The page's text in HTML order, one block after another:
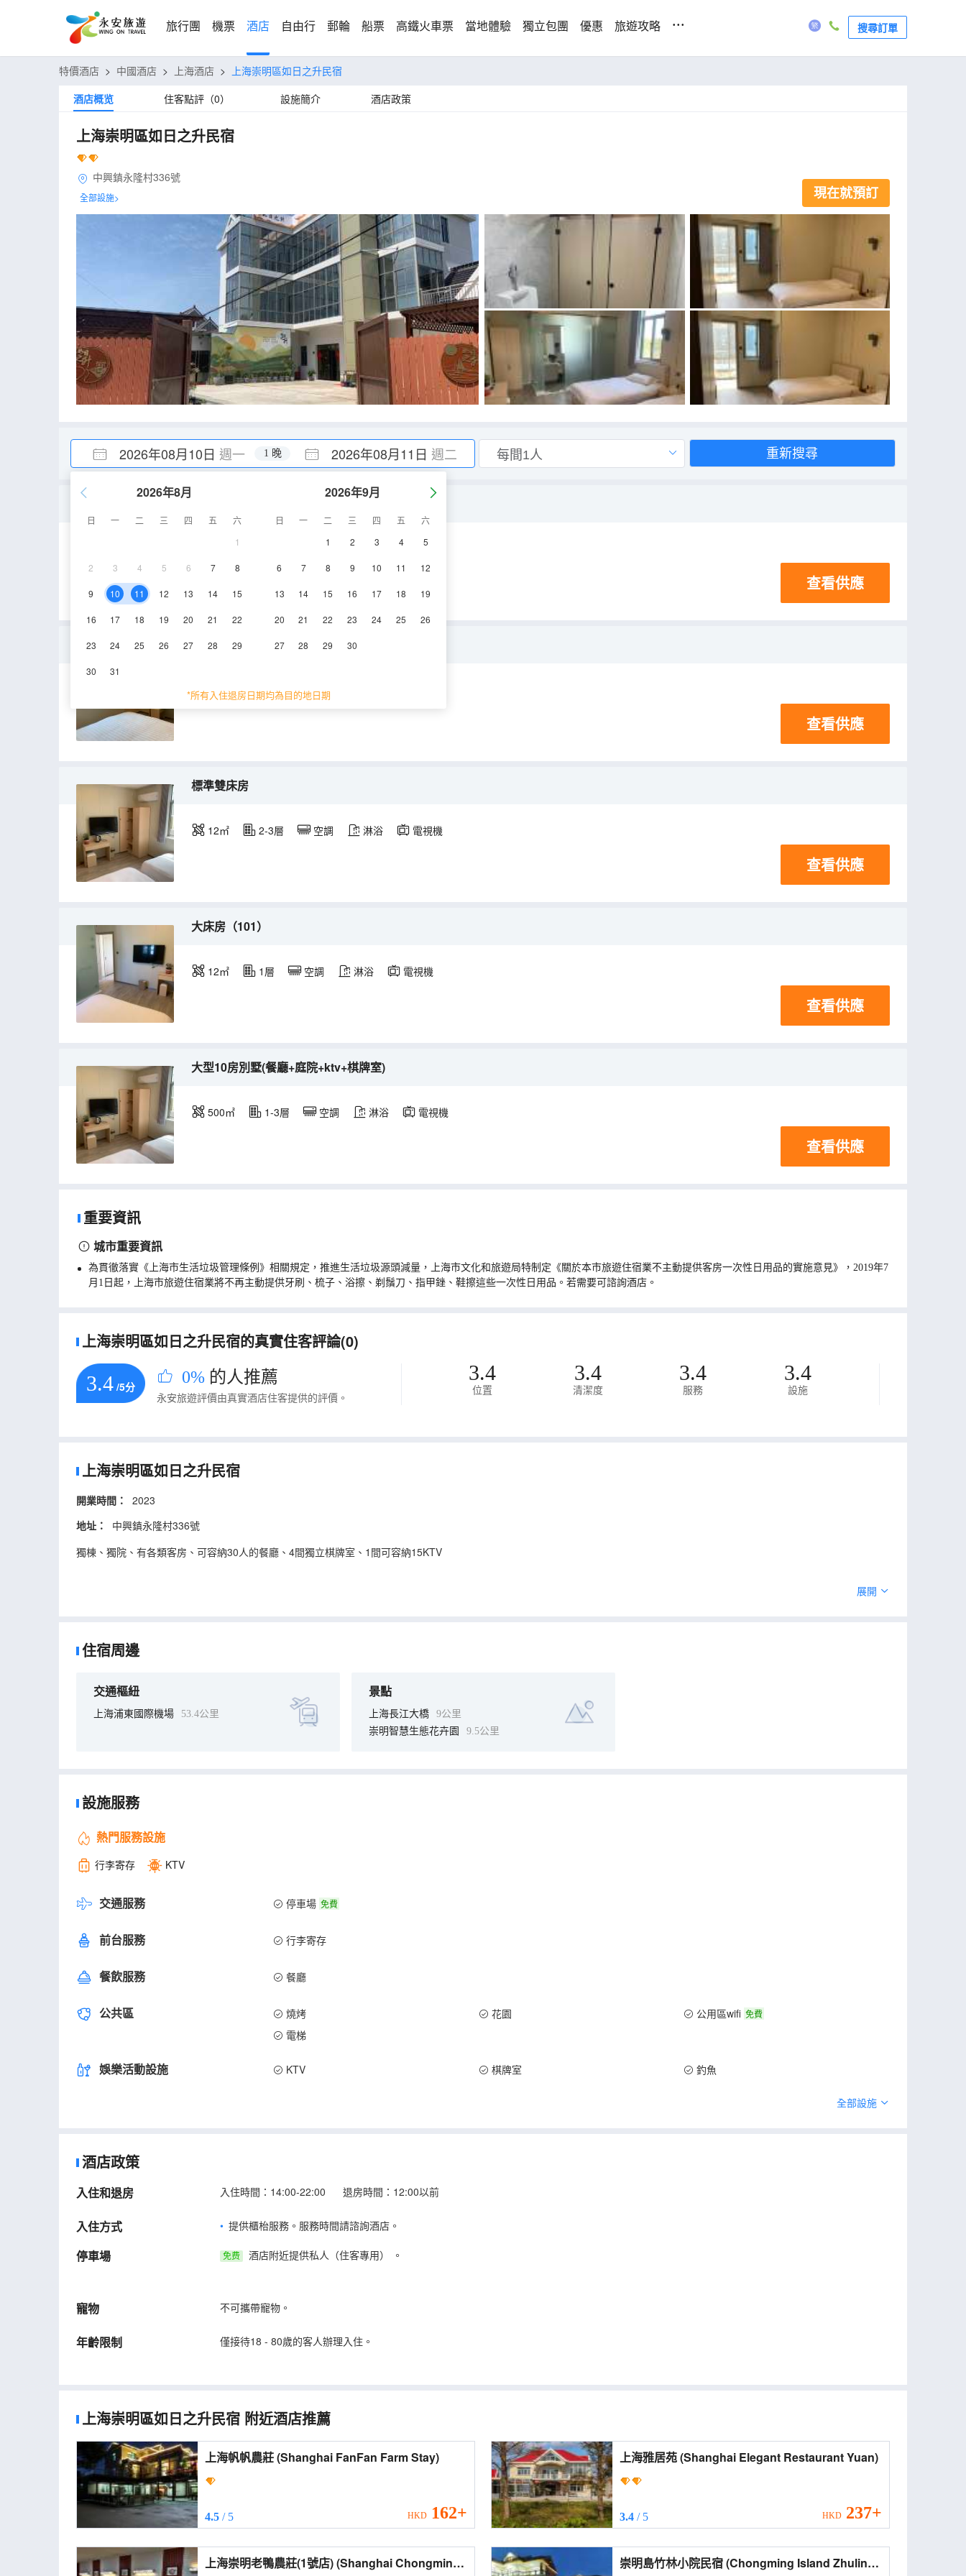
旅行團 機票 酒店 自由行 郵輪 船票 高鐵火車票 當地體驗 獨立包團 優惠 旅遊攻略 ... 搜尋訂單
特價酒店 > 中國酒店 > 上海酒店 >
上海崇明區如日之升民宿
酒店概览
住客點評（0） 設施簡介 酒店政策
上海崇明區如日之升民宿
中興鎮永隆村336號
全部設施> 現在就預訂
2026年08月10日 週一 2026年08月11日 週二
1 晚
2026年8月
日 一 二 三 四 五
六
1
2 3 4 5 6 7 8
9 10 11 12 13 14 15
16 17 18 19 20 21 22
23 24 25 26 27 28 29
30 31
2026年9月
日 一 二 三 四 五
六
1
2 3 4 5
6 7 8 9 10 11 12
13 14 15 16 17 18 19
20 21 22 23 24 25 26
27 28 29 30
*所有入住退房日期均為目的地日期
重新搜尋
空調 淋浴 電視機
查看供應
標準大床房
13㎡ 2-3層 空調
查看供應
標準雙床房
12㎡ 2-3層 空調 淋浴 電視機
查看供應
大床房（101）
12㎡ 1層 空調 淋浴 電視機
查看供應
大型10房別墅(餐廳+庭院+ktv+棋牌室)
500㎡ 1-3層 空調 淋浴 電視機
查看供應
重要資訊
城市重要資訊
為貫徹落實《上海市生活垃圾管理條例》相關規定，推進生活垃圾源頭減量，上海市文化和旅遊局特制定《關於本市旅遊住宿業不主動提供客房一次性日用品的實施意見》，2019年7
月1日起，上海市旅遊住宿業將不再主動提供牙刷、梳子、浴擦、剃鬚刀、指甲銼、鞋擦這些一次性日用品。若需要可諮詢酒店。
上海崇明區如日之升民宿的真實住客評論(0)
3.4 /5分 0% 的人推薦
永安旅遊評價由真實酒店住客提供的評價。
3.4
位置
3.4
清潔度
3.4
服務
3.4
設施
上海崇明區如日之升民宿
開業時間：
2023
地址：
中興鎮永隆村336號
獨棟、獨院、有各類客房、可容納30人的餐廳、4間獨立棋牌室、1間可容納15KTV
展開
住宿周邊
交通樞紐
上海浦東國際機場 53.4公里
景點
上海長江大橋
9公里
崇明智慧生態花卉園
9.5公里
設施服務
熱門服務設施
行李寄存 KTV
交通服務 停車場 免費
前台服務 行李寄存
餐飲服務 餐廳
公共區 燒烤 花園 公用區wifi 免費
電梯
娛樂活動設施 KTV 棋牌室 釣魚
全部設施
酒店政策
入住和退房 入住時間：14:00-22:00 退房時間：12:00以前
入住方式 提供櫃枱服務。服務時間請諮詢酒店。
停車場 免费 酒店附近提供私人（住客專用） 。
寵物 不可攜帶寵物。
年齡限制 僅接待18 - 80歲的客人辦理入住。
上海崇明區如日之升民宿 附近酒店推薦
上海帆帆農莊 (Shanghai FanFan Farm Stay)
4.5 / 5 HKD 162+
上海雅居苑 (Shanghai Elegant Restaurant Yuan)
3.4/ 5 HKD 237+
上海崇明老鴨農莊(1號店) (Shanghai Chongming
崇明島竹林小院民宿 (Chongming Island Zhulin